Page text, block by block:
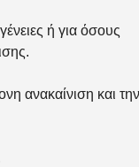
ή για όσους
ανακαίνιση και την